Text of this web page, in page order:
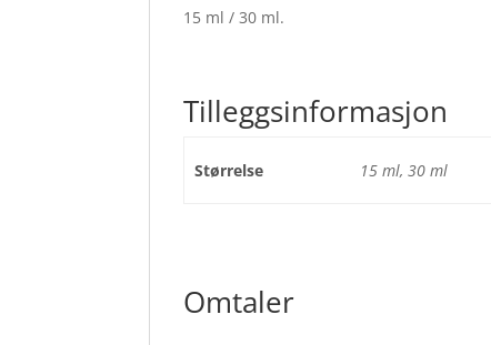
15 ml / 30 ml.
Tilleggsinformasjon
Størrelse 15 ml, 30 ml
Omtaler